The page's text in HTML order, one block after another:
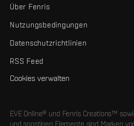
Über Fenris
Nutzungsbedingungen
Datenschutzrichtlinien
RSS Feed
Cookies verwalten
EVE Online® und Fenris Creations™
und sonstigen Elemente sind Marken